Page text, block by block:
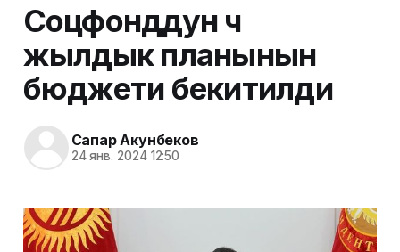
Соцфонддун үч
жылдык планынын
бюджети бекитилди
Сапар Акунбеков
24 янв. 2024 12:50